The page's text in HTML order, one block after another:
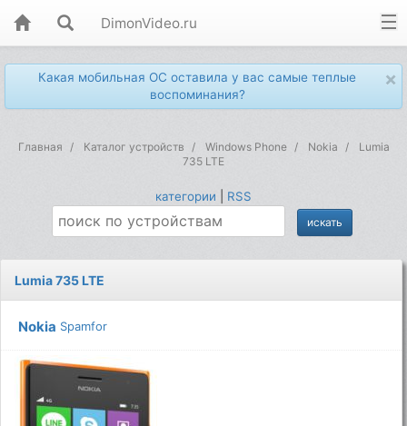
DimonVideo.ru
×
Какая мобильная ОС оставила у вас самые теплые
воспоминания?
Главная Каталог устройств Windows Phone Nokia
Lumia
735 LTE
категории RSS
Lumia 735 LTE
Nokia Spamfor